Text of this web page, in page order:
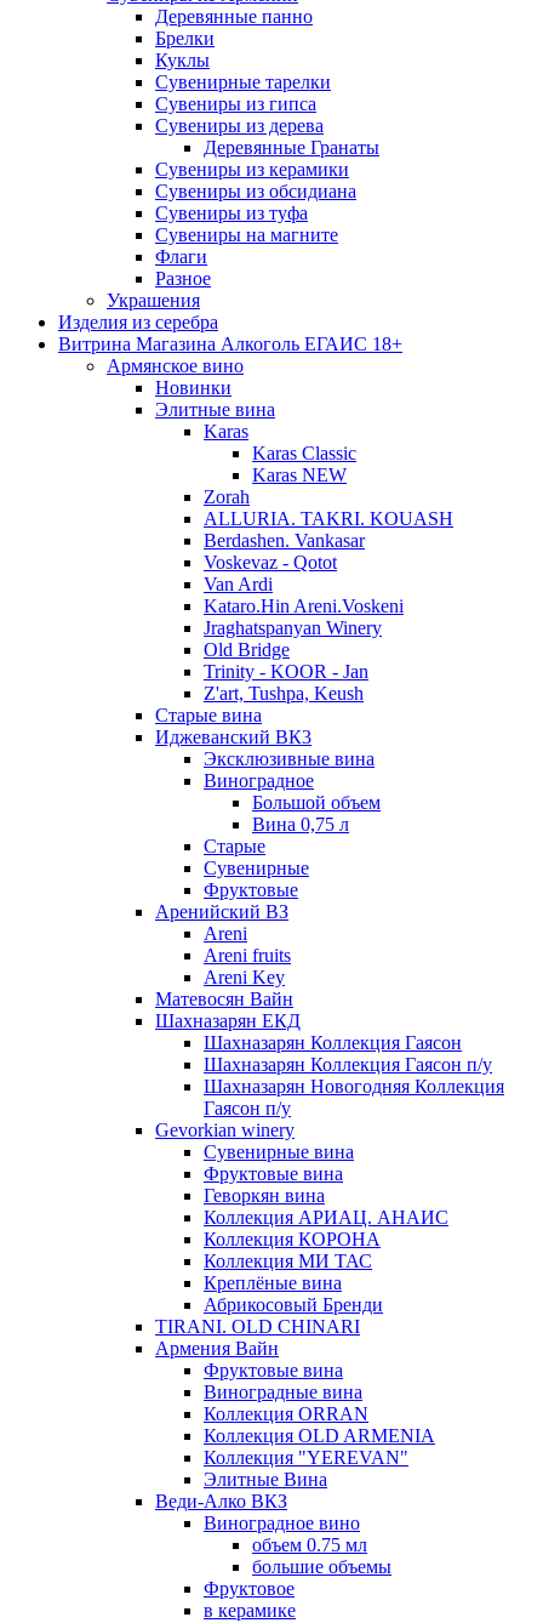
Деревянные панно
Брелки
Куклы
Сувенирные тарелки
Сувениры из гипса
Сувениры из дерева
Деревянные Гранаты
Сувениры из керамики
Сувениры из обсидиана
Сувениры из туфа
Сувениры на магните
Флаги
Разное
Украшения
Изделия из серебра
Витрина Магазина Алкоголь ЕГАИС 18+
Армянское вино
Новинки
Элитные вина
Karas
Karas Classic
Karas NEW
Zorah
ALLURIA. TAKRI. KOUASH
Berdashen. Vankasar
Voskevaz - Qotot
Van Ardi
Kataro.Hin Areni.Voskeni
Jraghatspanyan Winery
Old Bridge
Trinity - KOOR - Jan
Z'art, Tushpa, Keush
Старые вина
Иджеванский ВК3
Эксклюзивные вина
Виноградное
Большой объем
Вина 0,75 л
Старые
Сувенирные
Фруктовые
Аренийский ВЗ
Areni
Areni fruits
Areni Key
Матевосян Вайн
Шахназарян ЕКД
Шахназарян Коллекция Гаясон
Шахназарян Коллекция Гаясон п/у
Шахназарян Новогодняя Коллекция
Гаясон п/у
Gevorkian winery
Сувенирные вина
Фруктовые вина
Геворкян вина
Коллекция АРИАЦ. АНАИС
Коллекция КОРОНА
Коллекция МИ ТАС
Креплёные вина
Абрикосовый Бренди
TIRANI. OLD CHINARI
Армения Вайн
Фруктовые вина
Виноградные вина
Коллекция ORRAN
Коллекция OLD ARMENIA
Коллекция "YEREVAN"
Элитные Вина
Веди-Алко ВКЗ
Виноградное вино
объем 0.75 мл
большие объемы
Фруктовое
в керамике